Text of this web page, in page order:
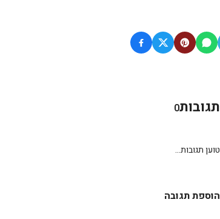
תגובות0
טוען תגובות...
הוספת תגובה